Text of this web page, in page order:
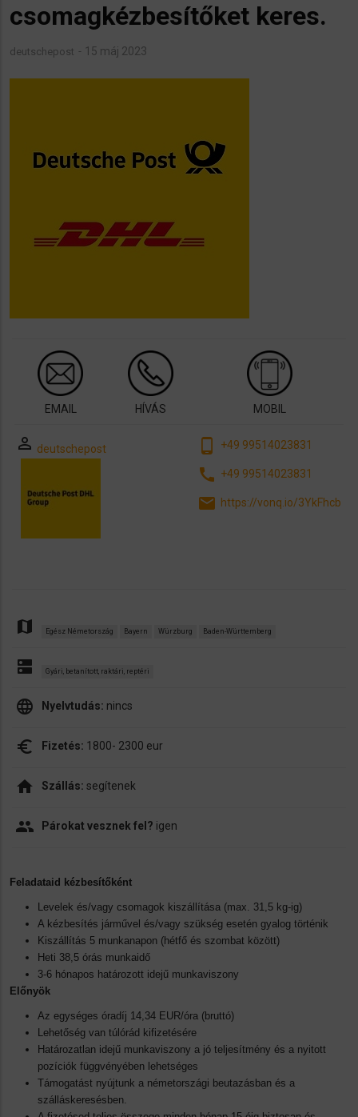
csomagkézbesítőket keres.
deutschepost 15 máj 2023
EMAIL HÍVÁS MOBIL
perm_identity deutschepost phone_android +49 99514023831
call +49 99514023831
email https://vonq.io/3YkFhcb
map Egész Németország Bayern Würzburg Baden-Württemberg
dns Gyári, betanított, raktári, reptéri
language Nyelvtudás: nincs
euro_symbol Fizetés: 1800- 2300 eur
home Szállás: segítenek
people Párokat vesznek fel? igen
Feladataid kézbesítőként
Levelek és/vagy csomagok kiszállítása (max. 31,5 kg-ig)
A kézbesítés járművel és/vagy szükség esetén gyalog történik
Kiszállítás 5 munkanapon (hétfő és szombat között)
Heti 38,5 órás munkaidő
3-6 hónapos határozott idejű munkaviszony
Előnyök
Az egységes óradíj 14,34 EUR/óra (bruttó)
Lehetőség van túlórád kifizetésére
Határozatlan idejű munkaviszony a jó teljesítmény és a nyitott
pozíciók függvényében lehetséges
Támogatást nyújtunk a németországi beutazásban és a
szálláskeresésben.